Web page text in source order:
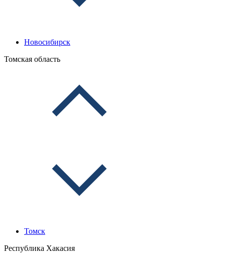
Новосибирск
Томская область
Томск
Республика Хакасия